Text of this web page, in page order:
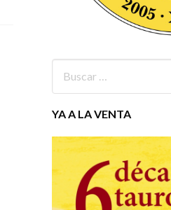
YA A LA VENTA